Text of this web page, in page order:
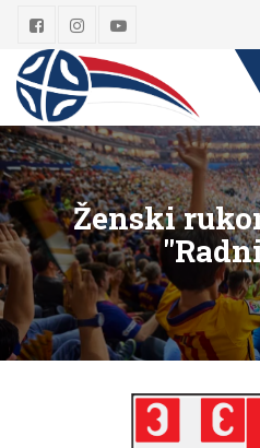
Ženski